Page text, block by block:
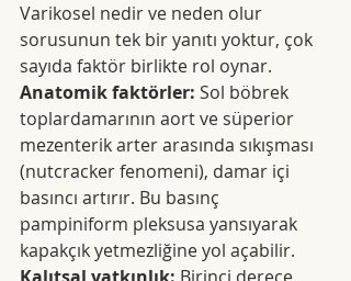
Varikosel nedir ve neden olur
sorusunun tek bir yanıtı yoktur, çok
sayıda faktör birlikte rol oynar.
Anatomik faktörler: Sol böbrek
toplardamarının aort ve süperior
mezenterik arter arasında sıkışması
(nutcracker fenomeni), damar içi
basıncı artırır. Bu basınç
pampiniform pleksusa yansıyarak
kapakçık yetmezliğine yol açabilir.